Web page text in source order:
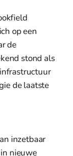
op een
de
stond als
de laatste
inzetbaar
nieuwe